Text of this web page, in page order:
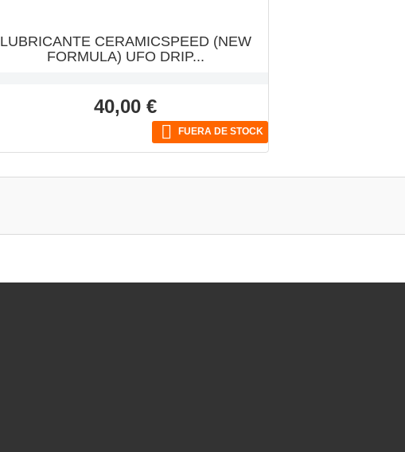
LUBRICANTE CERAMICSPEED (NEW
FORMULA) UFO DRIP...
Precio
40,00 €
 FUERA DE STOCK